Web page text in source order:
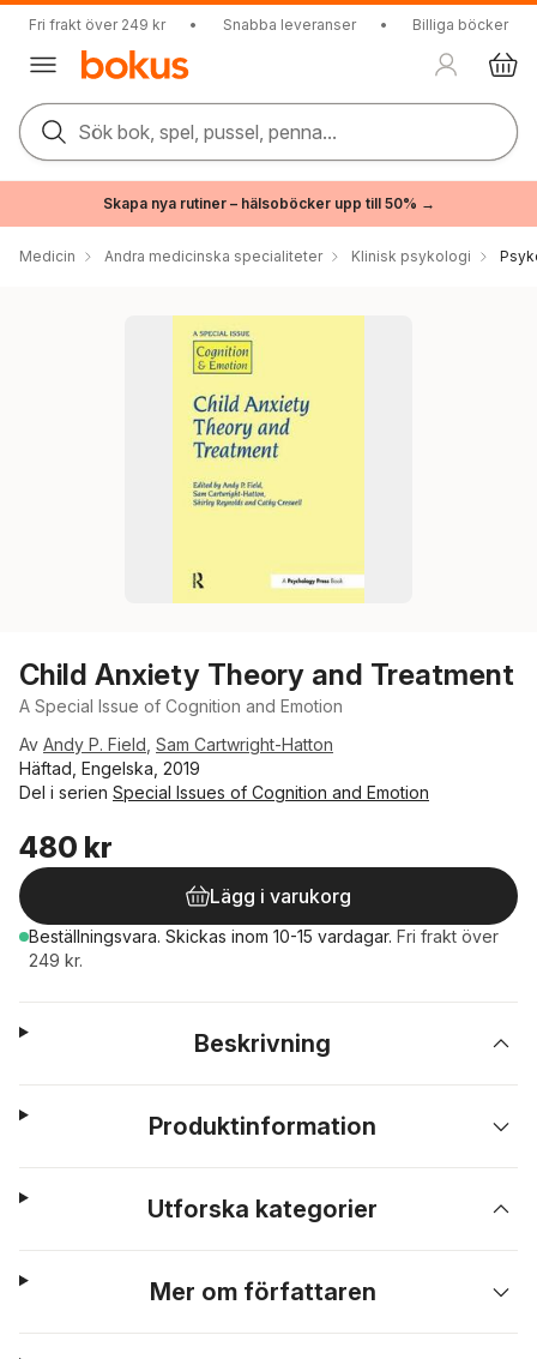
Fri frakt över 249 kr • Snabba leveranser • Billiga böcker
Sök bok, spel, pussel, penna...
Skapa nya rutiner – hälsoböcker upp till 50% →
Medicin Andra medicinska specialiteter Klinisk psykologi
Child Anxiety Theory and Treatment
A Special Issue of Cognition and Emotion
Av Andy P. Field Sam Cartwright-Hatton
Häftad, Engelska, 2019
Del i serien Special Issues of Cognition and Emotion
480 kr
Lägg i varukorg
Beställningsvara. Skickas inom 10-15 vardagar. Fri frakt över
249 kr.
Beskrivning
Produktinformation
Utforska kategorier
Mer om författaren